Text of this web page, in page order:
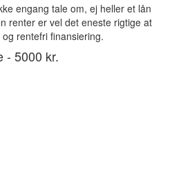
engang tale om, ej heller et lån
renter er vel det eneste rigtige at
rentefri finansiering.
- 5000 kr.